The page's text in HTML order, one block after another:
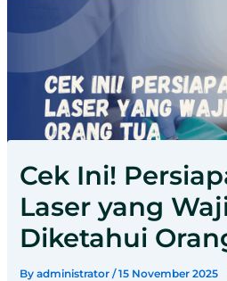
Cek Ini!
Laser yang
Diketahui
Byadministrator/15 November 2025